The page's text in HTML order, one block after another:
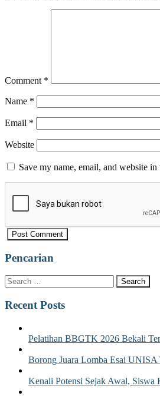
Comment *
Name *
Email *
Website
Save my name, email, and website
Pencarian
Recent Posts
Pelatihan BBGTK 2026 Bekali
Borong Juara Lomba Esai UNISA
Kenali Potensi Sejak Awal, Siswa